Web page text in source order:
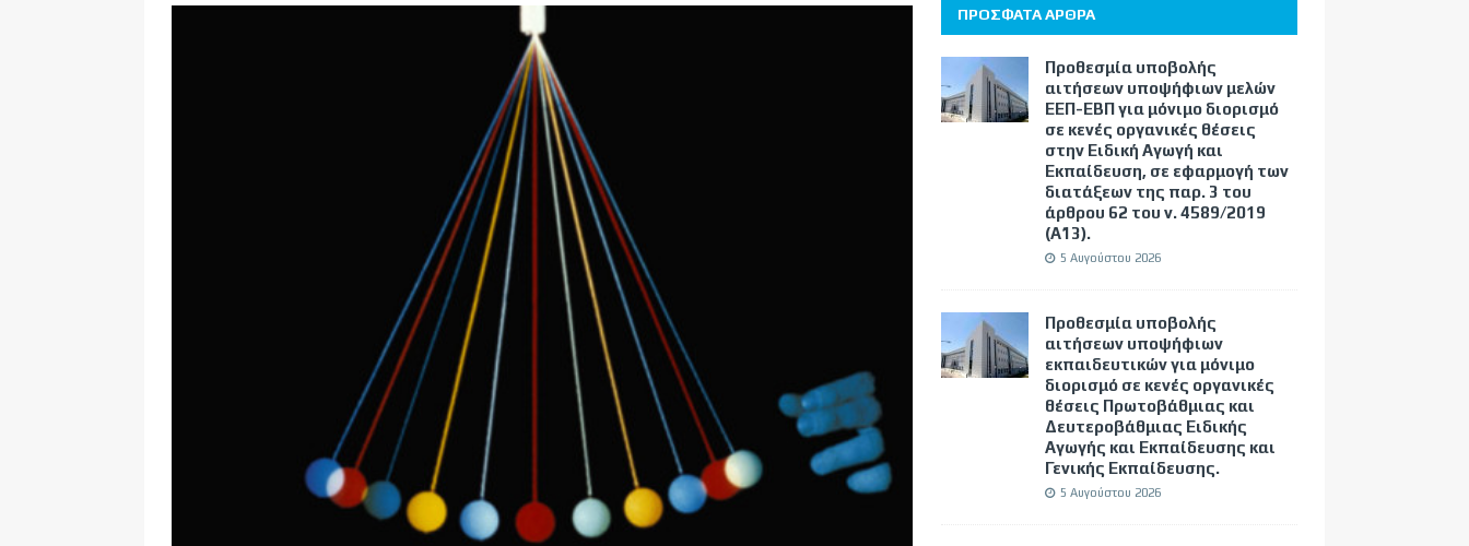
ΠΡΟΣΦΑΤΑ ΑΡΘΡΑ
Προθεσμία υποβολής
αιτήσεων υποψήφιων μελών
ΕΕΠ-ΕΒΠ για μόνιμο διορισμό
σε κενές οργανικές θέσεις
στην Ειδική Αγωγή και
Εκπαίδευση, σε εφαρμογή των
διατάξεων της παρ. 3 του
άρθρου 62 του ν. 4589/2019
(Α΄13).
5 Αυγούστου 2026
Προθεσμία υποβολής
αιτήσεων υποψήφιων
εκπαιδευτικών για μόνιμο
διορισμό σε κενές οργανικές
θέσεις Πρωτοβάθμιας και
Δευτεροβάθμιας Ειδικής
Αγωγής και Εκπαίδευσης και
Γενικής Εκπαίδευσης.
5 Αυγούστου 2026